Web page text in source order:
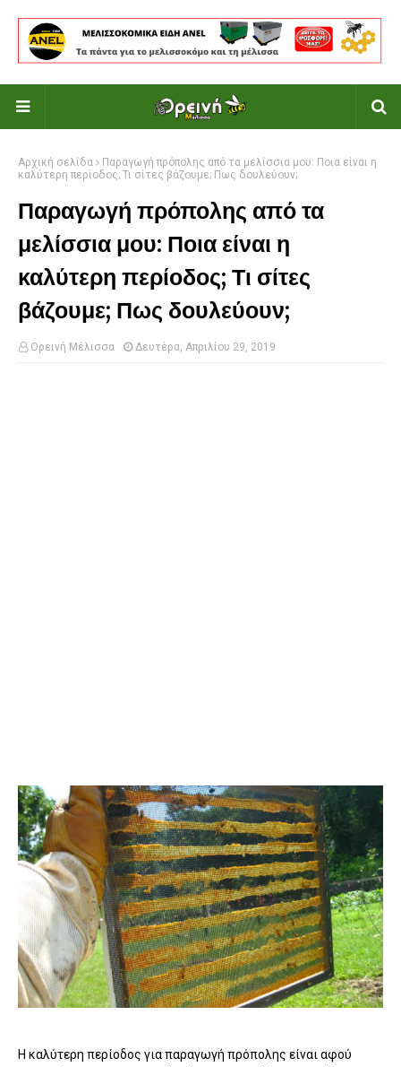
Αρχική σελίδα
Παραγωγή πρόπολης από τα μελίσσια μου: Ποια είναι η
καλύτερη περίοδος; Τι σίτες βάζουμε; Πως δουλεύουν;
Παραγωγή πρόπολης από τα
μελίσσια μου: Ποια είναι η
καλύτερη περίοδος; Τι σίτες
βάζουμε; Πως δουλεύουν;
Ορεινή Μέλισσα Δευτέρα, Απριλίου 29, 2019
Η καλύτερη περίοδος για παραγωγή πρόπολης είναι αφού